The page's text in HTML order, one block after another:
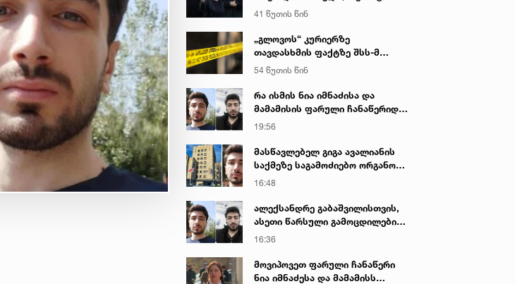
იყო ნია იმნაძე წამქეზებელი...“ -
გიგა ავალიანის დედა
41 წუთის წინ
„გლოვოს“ კურიერზე
თავდასხმის ფაქტზე შსს-მ
გამოძიება დაიწყო
54 წუთის წინ
რა ისმის ნია იმნაძისა და
მამამისის ფარული ჩანაწერიდან
- გიგა ავალიანის მკვლელობის
19:56
მასწავლებელ გიგა ავალიანის
საქმეზე საგამოძიებო ორგანო
დაკავებულ არასრულწლოვნებს -
ბერუაშვილს 30 დღის
განმავლობაში ფარულად
16:48
ალექსანდრე გაბაშვილისთვის,
ასეთი წარსული გამოცდილების
ადამიანისთვის ინფორმაციის
სექსუალურად ავიწროებდა,
ფაქტობრივად, წაქეზება იყო -
16:36
მოვიპოვეთ ფარული ჩანაწერი
ნია იმნაძესა და მამამისს